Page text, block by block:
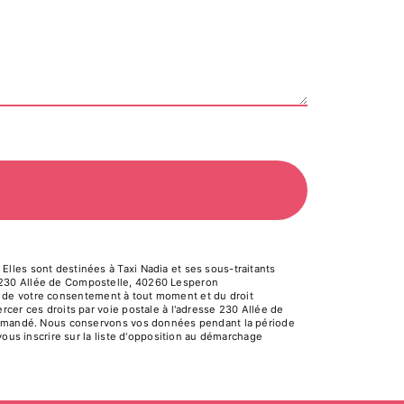
sont destinées à Taxi Nadia et ses sous-traitants
Allée de Compostelle, 40260 Lesperon
de votre consentement à tout moment et du droit
ces droits par voie postale à l'adresse 230 Allée de
Nous conservons vos données pendant la période
inscrire sur la liste d'opposition au démarchage